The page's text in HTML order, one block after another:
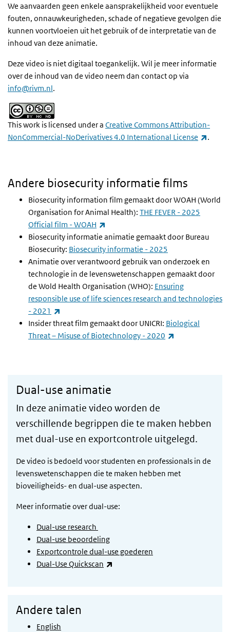
We aanvaarden geen enkele aansprakelijkheid voor eventuele
fouten, onnauwkeurigheden, schade of negatieve gevolgen die
kunnen voortvloeien uit het gebruik of de interpretatie van de
inhoud van deze animatie.
Deze video is niet digitaal toegankelijk. Wil je meer informatie
over de inhoud van de video neem dan contact op via
info@rivm.nl.
This work is licensed under a Creative Commons Attribution-
NonCommercial-NoDerivatives 4.0 International License
.
Andere biosecurity informatie films
Biosecurity information film gemaakt door WOAH (World
Organisation for Animal Health): THE FEVER - 2025
Official film - WOAH
Biosecurity informatie animatie gemaakt door Bureau
Biosecurity: Biosecurity informatie - 2025
Animatie over verantwoord gebruik van onderzoek en
technologie in de levenswetenschappen gemaakt door
de Wold Health Organisation (WHO): Ensuring
responsible use of life sciences research and technologies
- 2021
Insider threat film gemaakt door UNICRI: Biological
Threat – Misuse of Biotechnology - 2020
Dual-use animatie
In deze animatie video worden de
verschillende begrippen die te maken hebben
met dual-use en exportcontrole uitgelegd.
De video is bedoeld voor studenten en professionals in de
levenswetenschappen die te maken hebben met
bioveiligheids- en dual-use aspecten.
Meer informatie over dual-use:
Dual-use research
Dual-use beoordeling
Exportcontrole dual-use goederen
Dual-Use Quickscan
Andere talen
English